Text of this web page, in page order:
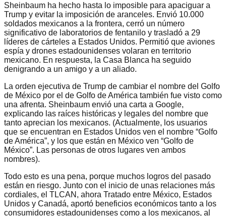
Sheinbaum ha hecho hasta lo imposible para apaciguar a
Trump y evitar la imposición de aranceles. Envió 10.000
soldados mexicanos a la frontera, cerró un número
significativo de laboratorios de fentanilo y trasladó a 29
líderes de cárteles a Estados Unidos. Permitió que aviones
espía y drones estadounidenses volaran en territorio
mexicano. En respuesta, la Casa Blanca ha seguido
denigrando a un amigo y a un aliado.
La orden ejecutiva de Trump de cambiar el nombre del Golfo
de México por el de Golfo de América también fue visto como
una afrenta. Sheinbaum envió una carta a Google,
explicando las raíces históricas y legales del nombre que
tanto aprecian los mexicanos. (Actualmente, los usuarios
que se encuentran en Estados Unidos ven el nombre “Golfo
de América”, y los que están en México ven “Golfo de
México”. Las personas de otros lugares ven ambos
nombres).
Todo esto es una pena, porque muchos logros del pasado
están en riesgo. Junto con el inicio de unas relaciones más
cordiales, el TLCAN, ahora Tratado entre México, Estados
Unidos y Canadá, aportó beneficios económicos tanto a los
consumidores estadounidenses como a los mexicanos, al